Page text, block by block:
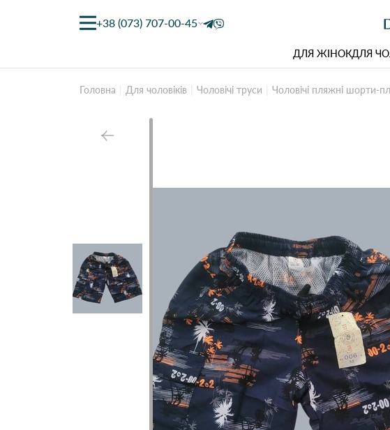
+38 (073) 707-00-45
ДЛЯ ЖІНОКДЛЯ
Головна Для чоловіків Чоловічі труси Чоловічі пляжні шорти-